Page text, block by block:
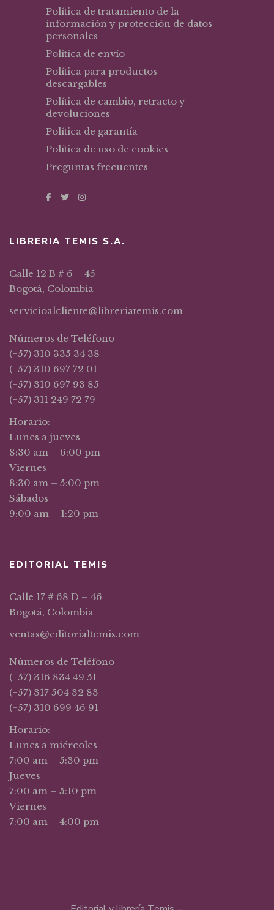
Política de tratamiento de la
información y protección de datos
personales
Política de envío
Política para productos
descargables
Política de cambio, retracto y
devoluciones
Política de garantía
Política de uso de cookies
Preguntas frecuentes
LIBRERIA TEMIS S.A.
Calle 12 B # 6 – 45
Bogotá, Colombia
servicioalcliente@libreriatemis.com
Números de Teléfono
(+57) 310 335 34 38
(+57) 310 697 72 01
(+57) 310 697 93 85
(+57) 311 249 72 79
Horario:
Lunes a jueves
8:30 am – 6:00 pm
Viernes
8:30 am – 5:00 pm
Sábados
9:00 am – 1:20 pm
EDITORIAL TEMIS
Calle 17 # 68 D – 46
Bogotá, Colombia
ventas@editorialtemis.com
Números de Teléfono
(+57) 316 834 49 51
(+57) 317 504 32 83
(+57) 310 699 46 91
Horario:
Lunes a miércoles
7:00 am – 5:30 pm
Jueves
7:00 am – 5:10 pm
Viernes
7:00 am – 4:00 pm